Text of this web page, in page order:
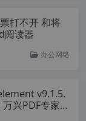
打不开 和将
阅读器
办公网络
v9.1.5.
兴PDF专家